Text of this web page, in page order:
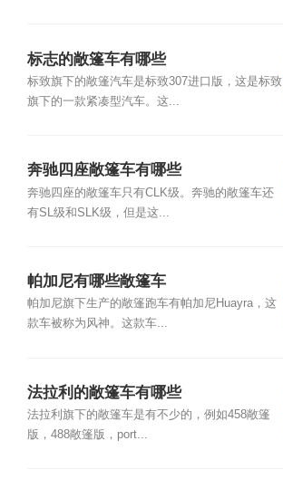
标志的敞篷车有哪些
标致旗下的敞篷汽车是标致307进口版，这是标致
旗下的一款紧凑型汽车。这...
奔驰四座敞篷车有哪些
奔驰四座的敞篷车只有CLK级。奔驰的敞篷车还
有SL级和SLK级，但是这...
帕加尼有哪些敞篷车
帕加尼旗下生产的敞篷跑车有帕加尼Huayra，这
款车被称为风神。这款车...
法拉利的敞篷车有哪些
法拉利旗下的敞篷车是有不少的，例如458敞篷
版，488敞篷版，port...